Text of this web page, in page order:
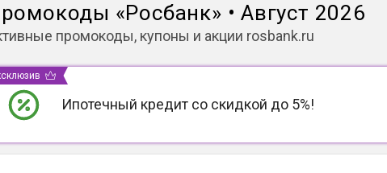
«Росбанк» •Август 2026
промокоды, купоны и акции rosbank.ru
Ипотечный кредит со скидкой до 5%!